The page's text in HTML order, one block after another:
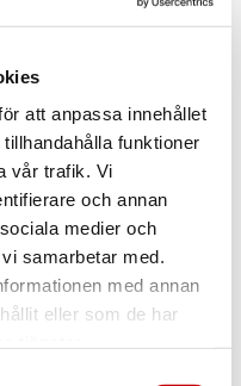
att anpassa innehållet
funktioner
vår trafik. Vi
och annan
medier och
samarbetar med.
med annan
eller som de har